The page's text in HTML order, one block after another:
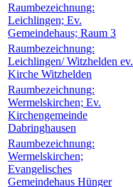
Raumbezeichnung:
Leichlingen; Ev.
Gemeindehaus; Raum 3
Raumbezeichnung:
Leichlingen/ Witzhelden ev.
Kirche Witzhelden
Raumbezeichnung:
Wermelskirchen; Ev.
Kirchengemeinde
Dabringhausen
Raumbezeichnung:
Wermelskirchen;
Evangelisches
Gemeindehaus Hünger